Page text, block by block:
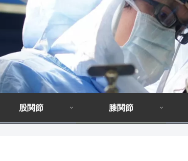
股関節 膝関節